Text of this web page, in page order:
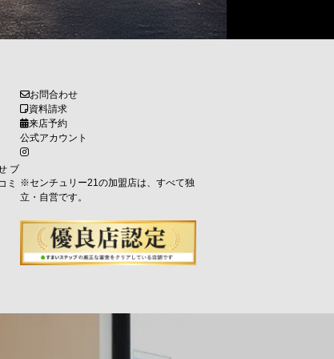
ブ
ミ
お問合わせ
資料請求
来店予約
公式アカウント
※センチュリー21の加盟店は、すべて独
立・自営です。